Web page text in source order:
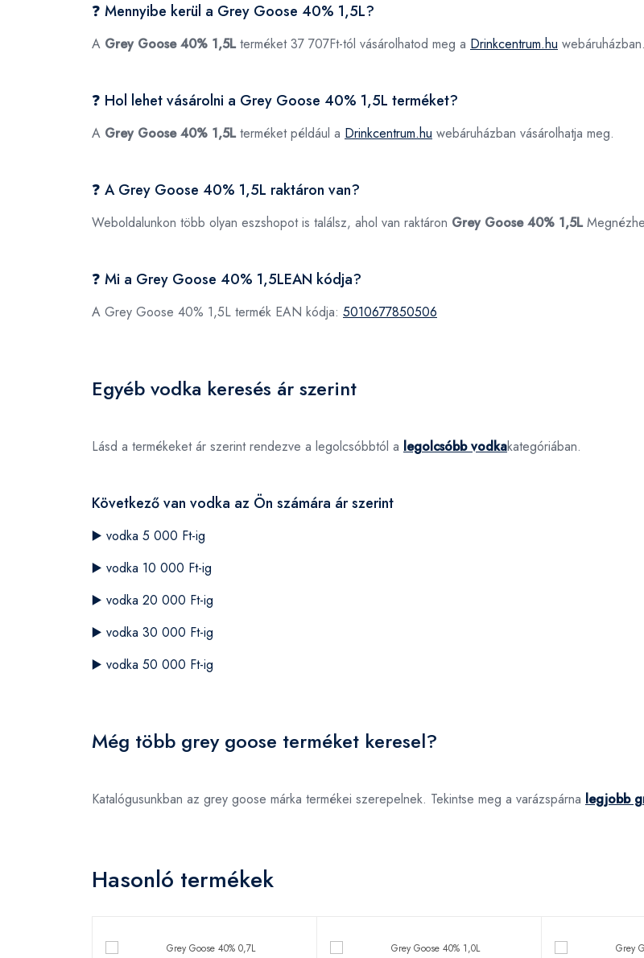
❓ Mennyibe kerül a Grey Goose 40% 1,5L?
A Grey Goose 40% 1,5Lterméket 37 707Ft-tól vásárolhatod meg a Drinkcentrum.hu webáruházban.
❓ Hol lehet vásárolni a Grey Goose 40% 1,5L terméket?
A Grey Goose 40% 1,5Lterméket például a Drinkcentrum.hu webáruházban vásárolhatja meg.
❓ A Grey Goose 40% 1,5L raktáron van?
Weboldalunkon több olyan eszshopot is találsz, ahol van raktáron Grey Goose 40% 1,5L
❓ Mi a Grey Goose 40% 1,5LEAN kódja?
A Grey Goose 40% 1,5L termék EAN kódja: 5010677850506
Egyéb vodka keresés ár szerint
Lásd a termékeket ár szerint rendezve a legolcsóbbtól a legolcsóbb vodkakategóriában.
Következő van vodka az Ön számára ár szerint
▶️ vodka 5 000 Ft-ig
▶️ vodka 10 000 Ft-ig
▶️ vodka 20 000 Ft-ig
▶️ vodka 30 000 Ft-ig
▶️ vodka 50 000 Ft-ig
Még több grey goose terméket keresel?
Katalógusunkban az grey goose márka termékei szerepelnek. Tekintse meg a varázspárna legjobb
Hasonló termékek